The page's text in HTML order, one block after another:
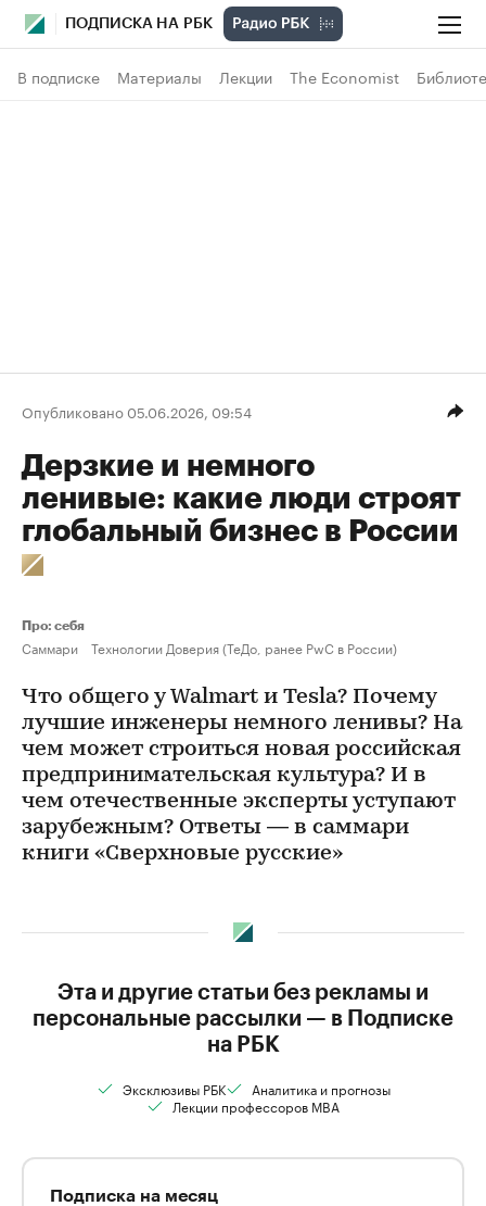
ПОДПИСКА НА РБК
В подписке Материалы Лекции The Economist
Опубликовано 05.06.2026, 09:54
Дерзкие и немного
ленивые: какие люди строят
глобальный бизнес в России
Про: себя
Саммари Технологии Доверия (ТеДо, ранее PwC в России)
Что общего у Walmart и Tesla? Почему
лучшие инженеры немного ленивы? На
чем может строиться новая российская
предпринимательская культура? И в
чем отечественные эксперты уступают
зарубежным? Ответы — в саммари
книги «Сверхновые русские»
Эта и другие статьи без рекламы и
персональные рассылки — в Подписке
на РБК
Эксклюзивы РБК
Аналитика и прогнозы
Лекции профессоров MBA
Подписка на месяц